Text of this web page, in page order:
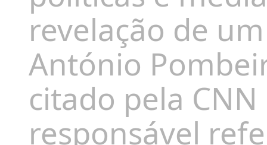
revelação de
António
citado pela
responsável